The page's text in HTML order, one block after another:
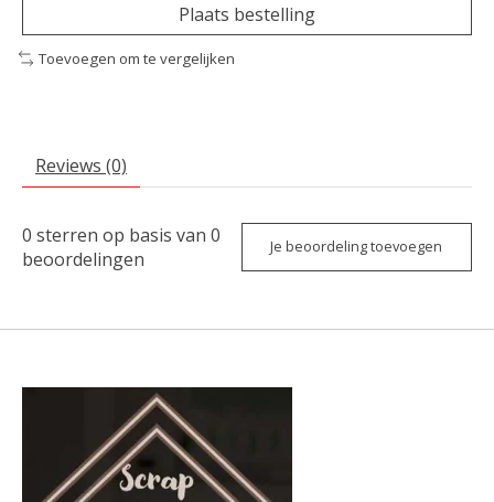
Plaats bestelling
Toevoegen om te vergelijken
Reviews (0)
0 sterren op basis van 0
beoordelingen
Je beoordeling toevoegen